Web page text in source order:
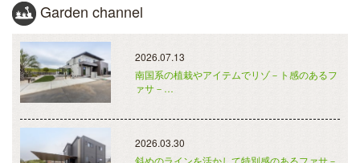
Garden channel
2026.07.13
南国系の植栽やアイテムでリゾ－ト感のあるフ
ァサ－…
2026.03.30